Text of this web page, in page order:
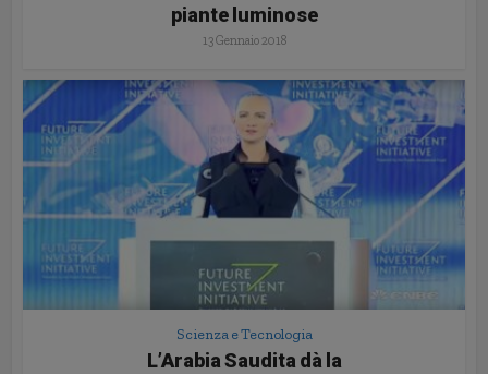
piante luminose
13 Gennaio 2018
Scienza e Tecnologia
L’Arabia Saudita dà la